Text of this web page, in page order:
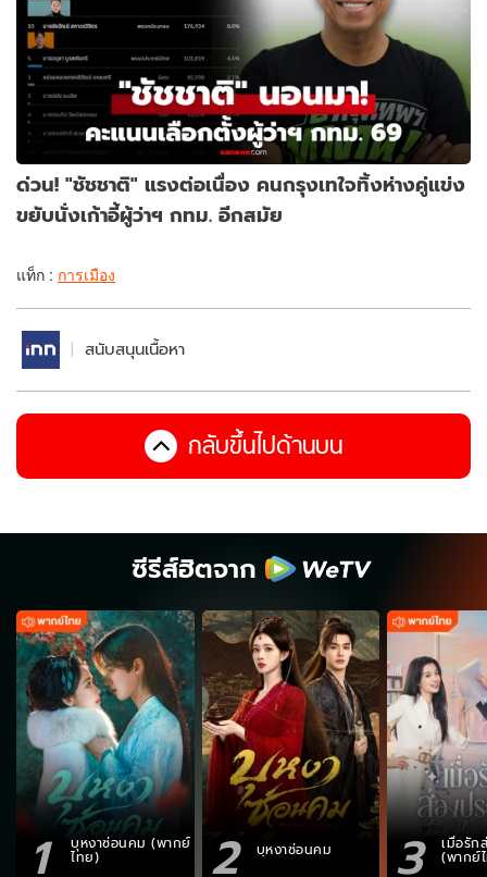
ด่วน! "ชัชชาติ" แรงต่อเนื่อง คนกรุงเทใจทิ้งห่างคู่แข่ง
ขยับนั่งเก้าอี้ผู้ว่าฯ กทม. อีกสมัย
แท็ก : การเมือง
สนับสนุนเนื้อหา
กลับขึ้นไปด้านบน
ซีรีส์ฮิตจาก
1 บุหงาซ่อนคม (พากย์
ไทย) 2 บุหงาซ่อนคม 3 เมื่อรัก
(พากย์